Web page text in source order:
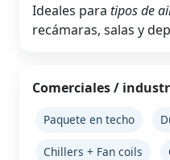
Ideales para tipos de
recámaras, salas y
Comerciales /
Paquete en techo
Chillers + Fan coils